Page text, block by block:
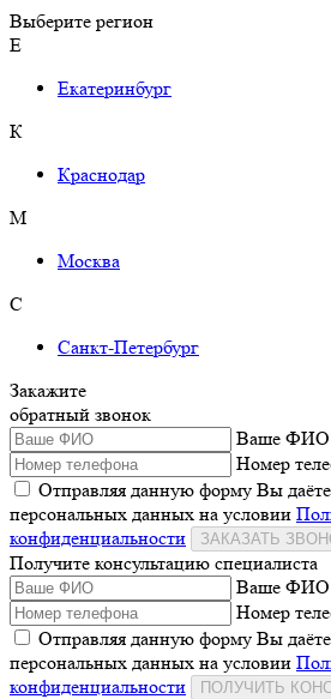
Выберите регион
Е
Екатеринбург
К
Краснодар
М
Москва
С
Санкт-Петербург
Закажите
обратный звонок
Ваше ФИО
Номер
Отправляя данную форму Вы даёте
персональных данных на условии
конфиденциальности
ЗАКАЗАТЬ
Получите консультацию специалиста
Ваше ФИО
Номер
Отправляя данную форму Вы даёте
персональных данных на условии
конфиденциальности
ПОЛУЧИТЬ